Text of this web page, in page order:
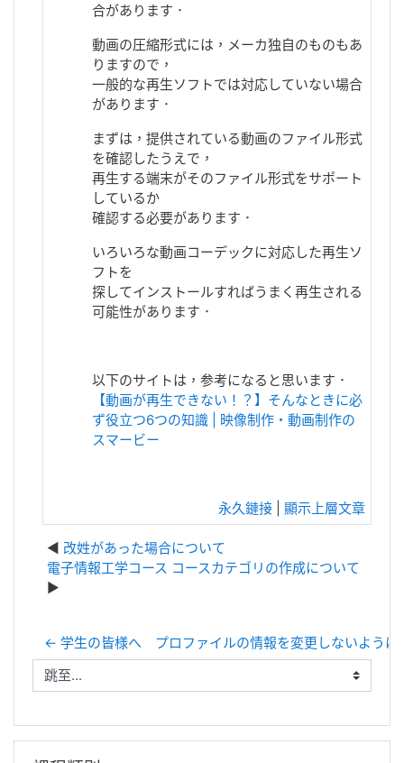
合があります．
動画の圧縮形式には，メーカ独自のものもあ
りますので，
一般的な再生ソフトでは対応していない場合
があります．
まずは，提供されている動画のファイル形式
を確認したうえで，
再生する端末がそのファイル形式をサポート
しているか
確認する必要があります．
いろいろな動画コーデックに対応した再生ソ
フトを
探してインストールすればうまく再生される
可能性があります．
以下のサイトは，参考になると思います．
【動画が再生できない！？】そんなときに必
ず役立つ6つの知識 | 映像制作・動画制作の
スマービー
永久鏈接 顯示上層文章
改姓があった場合について
電子情報工学コース コースカテゴリの作成について
← 学生の皆様へ プロファイルの情報を変更しないように
跳至...